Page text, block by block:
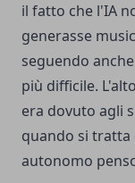
il fatto che l'IA
generasse
seguendo
più difficile.
era dovuto agli
quando si tratta
autonomo